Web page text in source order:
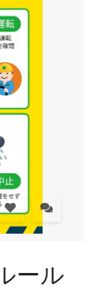
ール